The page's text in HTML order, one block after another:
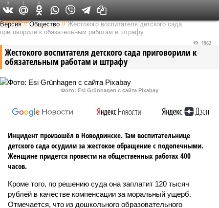
Федеральный выпуск
Версия //Общество //Жестокого воспитателя детского сада
приговорили к обязательным работам и штрафу
Жестокого воспитателя детского сада приговорили к
обязательным работам и штрафу
1962
Фото: Esi Grünhagen с сайта Pixabay
Инцидент произошёл в Новодвинске. Там воспитательнице
детского сада осудили за жестокое обращение с подопечными.
Женщине придется провести на общественных работах 400
часов.
Кроме того, по решению суда она заплатит 120 тысяч
рублей в качестве компенсации за моральный ущерб.
Отмечается, что из дошкольного образовательного
0 1 0